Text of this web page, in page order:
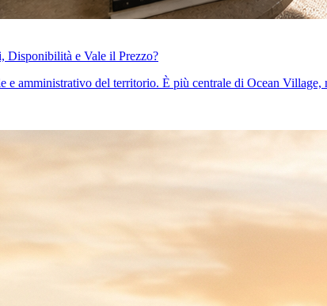
e Vale il Prezzo?
amministrativo del territorio. È più centrale di Ocean